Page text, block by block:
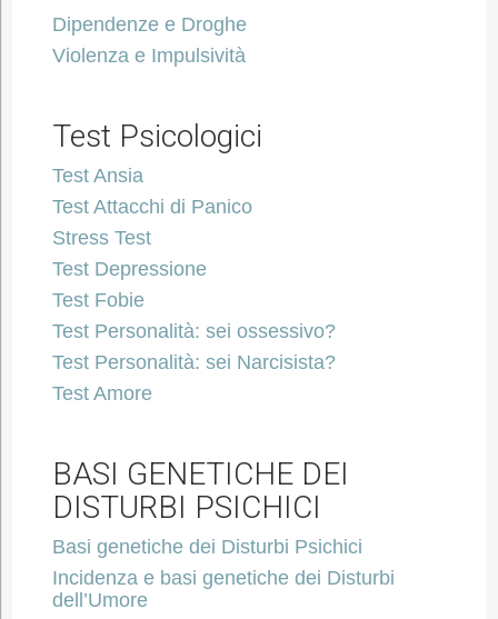
Dipendenze e Droghe
Violenza e Impulsività
Test Psicologici
Test Ansia
Test Attacchi di Panico
Stress Test
Test Depressione
Test Fobie
Test Personalità: sei ossessivo?
Test Personalità: sei Narcisista?
Test Amore
BASI GENETICHE DEI
DISTURBI PSICHICI
Basi genetiche dei Disturbi Psichici
Incidenza e basi genetiche dei Disturbi
dell’Umore